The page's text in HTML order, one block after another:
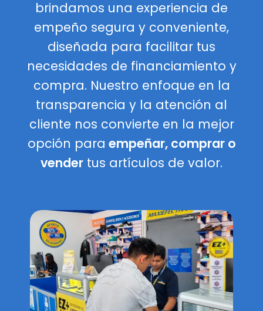
brindamos una experiencia de
empeño segura y conveniente,
diseñada para facilitar tus
necesidades de financiamiento y
compra. Nuestro enfoque en la
transparencia y la atención al
cliente nos convierte en la mejor
opción para empeñar, comprar o
vender tus artículos de valor.